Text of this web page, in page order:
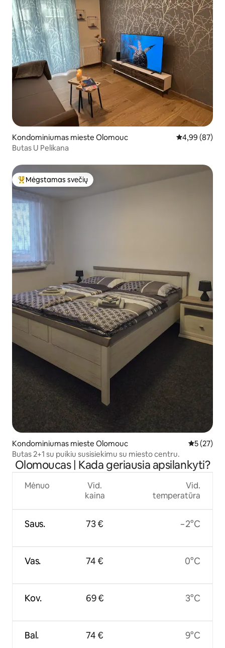
Kondominiumas mieste Olomouc Vidutinis
4,99 (87)
Butas U Pelikana
Svečių mėgstamiausias
Mėgstamas svečių
Kondominiumas mieste Olomouc Vidutinis
5 (27)
Butas 2+1 su puikiu susisiekimu su miesto centru.
Olomoucas | Kada geriausia apsilankyti?
Mėnuo
Saus.
Vas.
Kov.
Bal.
Vid.
kaina
73 €
74 €
69 €
74 €
Vid.
temperatūra
−2°C
0°C
3°C
9°C